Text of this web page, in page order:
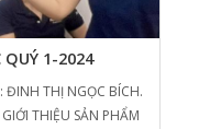
QUÝ 1-2024
ĐINH THỊ NGỌC BÍCH.
THIỆU SẢN PHẨM